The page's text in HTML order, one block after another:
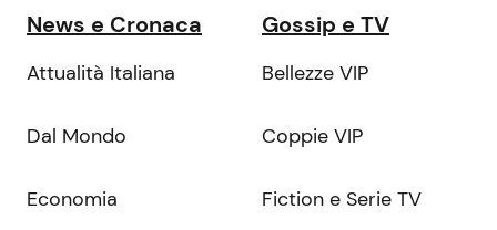
News e Cronaca
Attualità Italiana
Dal Mondo
Economia
Gossip e TV
Bellezze VIP
Coppie VIP
Fiction e Serie TV